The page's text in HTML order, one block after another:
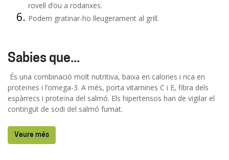
rovell d’ou a rodanxes.
Podem gratinar-ho lleugerament al grill.
Sabies que...
És una combinació molt nutritiva, baixa en calories i rica en
proteïnes i l’omega-3. A més, porta vitamines C i E, fibra dels
espàrrecs i proteïna del salmó. Els hipertensos han de vigilar el
contingut de sodi del salmó fumat.
Veure més